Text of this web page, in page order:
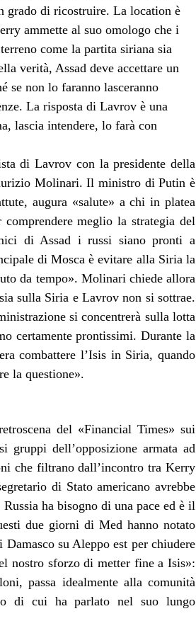
grado di ricostruire. La location è
ammette al suo omologo che i
come la partita siriana sia
verità, Assad deve accettare un
se non lo faranno lasceranno
La risposta di Lavrov è una
lascia intendere, lo farà con
di Lavrov con la presidente della
Molinari. Il ministro di Putin è
augura «salute» a chi in platea
meglio la strategia del
di Assad i russi siano pronti a
di Mosca è evitare alla Siria la
da tempo». Molinari chiede allora
sulla Siria e Lavrov non si sottrae.
si concentrerà sulla lotta
certamente prontissimi. Durante la
combattere l’Isis in Siria, quando
la questione».
del «Financial Times» sui
dell’opposizione armata ad
che filtrano dall’incontro tra Kerry
di Stato americano avrebbe
ha bisogno di una pace ed è il
due giorni di Med hanno notato
su Aleppo est per chiudere
nostro sforzo di metter fine a Isis»:
passa idealmente alla comunità
di cui ha parlato nel suo lungo